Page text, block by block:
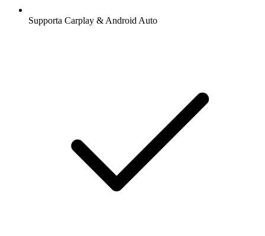
Supporta Carplay & Android Auto